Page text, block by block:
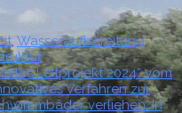
, Wasseraufbereitung,